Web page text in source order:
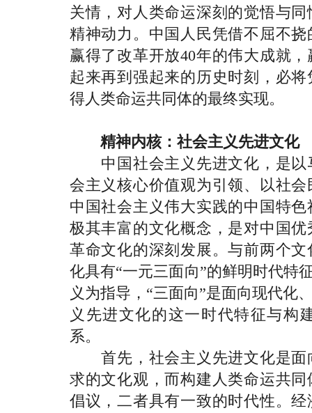
关情，对人类命运深刻的觉悟与
精神动力。中国人民凭借不屈不
赢得了改革开放40年的伟大成就
起来再到强起来的历史时刻，必
得人类命运共同体的最终实现。
精神内核：社会主义先进文化
中国社会主义先进文化，是以
会主义核心价值观为引领、以社
中国社会主义伟大实践的中国特
极其丰富的文化概念，是对中国
革命文化的深刻发展。与前两个
化具有“一元三面向”的鲜明时代特
义为指导，“三面向”是面向现代化
义先进文化的这一时代特征与构
系。
首先，社会主义先进文化是面
求的文化观，而构建人类命运共
倡议，二者具有一致的时代性。